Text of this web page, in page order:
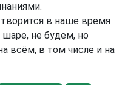
в наше время
не будем, но
всём, в том числе и на